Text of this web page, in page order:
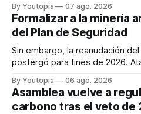
By Youtopia 07 ago. 2026
Formalizar a la minería
del Plan de Seguridad
Sin embargo, la reanudación
postergó para fines de 2026.
By Youtopia 06 ago. 2026
Asamblea vuelve a
carbono tras el veto de